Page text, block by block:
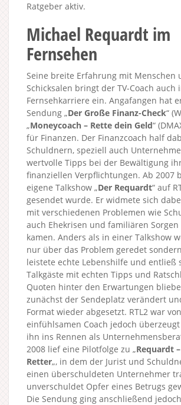
Ratgeber aktiv.
Michael Requardt im
Fernsehen
Seine breite Erfahrung mit Menschen
Schicksalen bringt der TV-Coach auch
Fernsehkarriere ein. Angafangen hat
Sendung „Der Große Finanz-Check“
„Moneycoach – Rette dein Geld“
für Finanzen. Der Finanzcoach half
Schuldnern, speziell auch
wertvolle Tipps bei der Bewältigung
finanziellen Verpflichtungen. Ab 2007
eigene Talkshow „Der Requardt“ auf
gesendet wurde. Er widmete sich
mit verschiedenen Problemen wie
auch Ehekrisen und familiären Sorgen
kamen. Anders als in einer Talkshow
nur über das Problem geredet
leistete echte Lebenshilfe und entließ
Talkgäste mit echten Tipps und
Quoten hinter den Erwartungen
zunächst der Sendeplatz verändert
Format wieder abgesetzt. RTL2 war
einfühlsamen Coach jedoch
ihn ins Rennen als
2008 lief eine Pilotfolge zu „Requardt
Retter„, in dem der Jurist und
einen überschuldeten Unternehmer
unverschuldet Opfer eines Betrugs
Die Sendung ging anschließend